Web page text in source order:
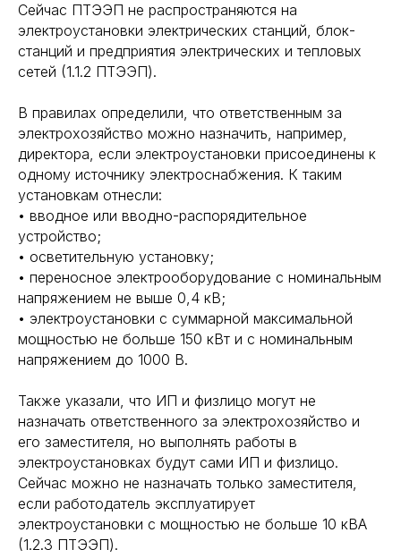
Сейчас ПТЭЭП не распространяются на
электроустановки электрических станций, блок-
станций и предприятия электрических и тепловых
сетей (1.1.2 ПТЭЭП).
В правилах определили, что ответственным за
электрохозяйство можно назначить, например,
директора, если электроустановки присоединены к
одному источнику электроснабжения. К таким
установкам отнесли:
• вводное или вводно-распорядительное
устройство;
• осветительную установку;
• переносное электрооборудование с номинальным
напряжением не выше 0,4 кВ;
• электроустановки с суммарной максимальной
мощностью не больше 150 кВт и с номинальным
напряжением до 1000 В.
Также указали, что ИП и физлицо могут не
назначать ответственного за электрохозяйство и
его заместителя, но выполнять работы в
электроустановках будут сами ИП и физлицо.
Сейчас можно не назначать только заместителя,
если работодатель эксплуатирует
электроустановки с мощностью не больше 10 кВА
(1.2.3 ПТЭЭП).